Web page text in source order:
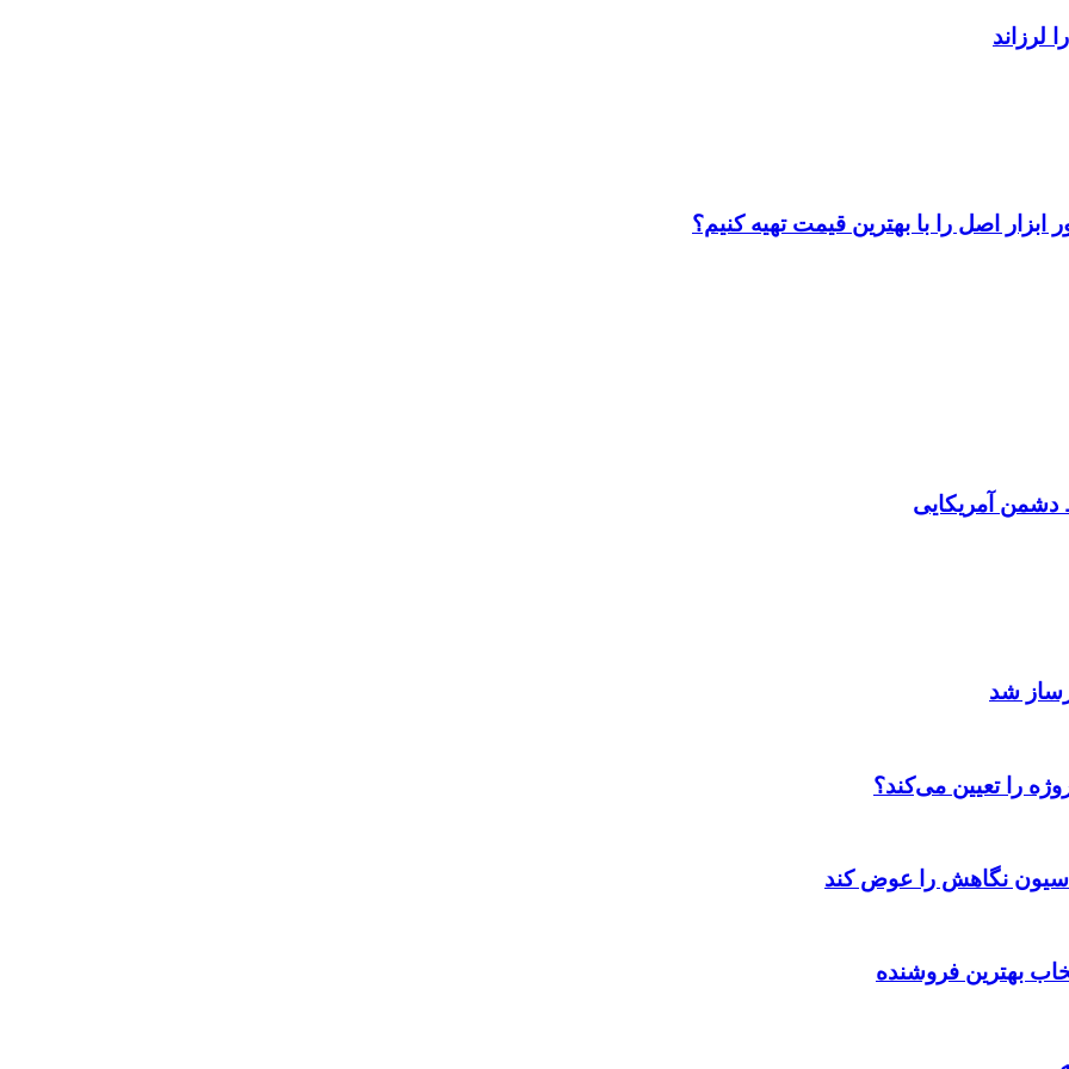
اصل را با بهترین قیمت تهیه کنیم؟
آمریکایی
شد
را تعیین می‌کند؟
نگاهش را عوض کند
بهترین فروشنده